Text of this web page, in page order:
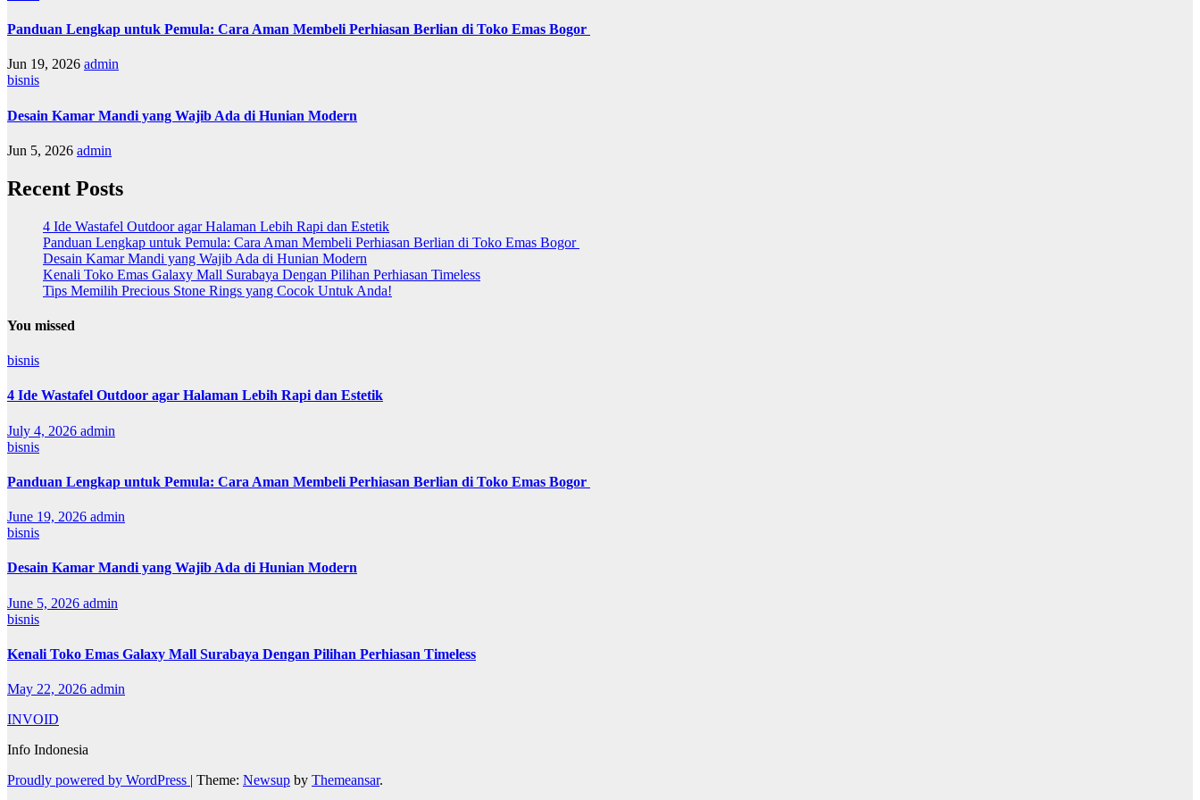
Panduan Lengkap untuk Pemula: Cara Aman Membeli Perhiasan Berlian di Toko Emas Bogor
Jun 19, 2026 admin
bisnis
Desain Kamar Mandi yang Wajib Ada di Hunian Modern
Jun 5, 2026 admin
Recent Posts
4 Ide Wastafel Outdoor agar Halaman Lebih Rapi dan Estetik
Panduan Lengkap untuk Pemula: Cara Aman Membeli Perhiasan Berlian di Toko Emas Bogor
Desain Kamar Mandi yang Wajib Ada di Hunian Modern
Kenali Toko Emas Galaxy Mall Surabaya Dengan Pilihan Perhiasan Timeless
Tips Memilih Precious Stone Rings yang Cocok Untuk Anda!
You missed
bisnis
4 Ide Wastafel Outdoor agar Halaman Lebih Rapi dan Estetik
July 4, 2026 admin
bisnis
Panduan Lengkap untuk Pemula: Cara Aman Membeli Perhiasan Berlian di Toko Emas Bogor
June 19, 2026 admin
bisnis
Desain Kamar Mandi yang Wajib Ada di Hunian Modern
June 5, 2026 admin
bisnis
Kenali Toko Emas Galaxy Mall Surabaya Dengan Pilihan Perhiasan Timeless
May 22, 2026 admin
INVOID
Info Indonesia
Proudly powered by WordPress | Theme: Newsup by Themeansar.